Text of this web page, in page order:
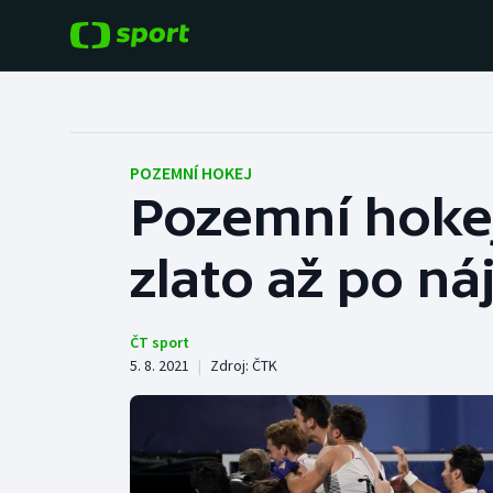
Hokej
Tenis
Cyklistika
Baseball a softbal
Basketbal
Boby a skeleton
Box
POZEMNÍ HOKEJ
Pozemní
zlato až po
ČT sport
5. 8. 2021 | Zdroj: ČTK